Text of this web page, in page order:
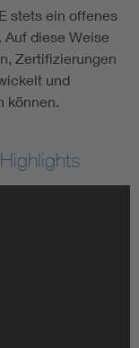
stets ein offenes
diese Weise
Zertifizierungen
und
können.